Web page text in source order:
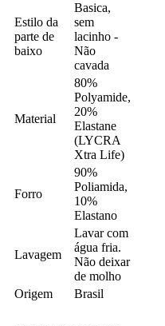
Estilo da
parte de
baixo
Basica,
sem
lacinho -
Não
cavada
Material
80%
Polyamide,
20%
Elastane
(LYCRA
Xtra Life)
Forro
90%
Poliamida,
10%
Elastano
Lavagem
Lavar com
água fria.
Não deixar
de molho
Origem
Brasil